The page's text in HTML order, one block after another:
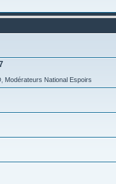
Modérateurs National Espoirs